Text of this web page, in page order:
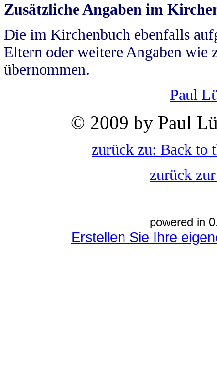
Zusätzliche Angaben im
Die im Kirchenbuch ebenfalls
Eltern oder weitere Angaben wie
übernommen.
Paul
© 2009 by Paul
zurück zu: Back to
zurück
powered in
Erstellen Sie Ihre